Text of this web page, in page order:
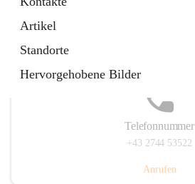
Artikel
Standorte
Hervorgehobene Bilder
Telefonnummer
+43 2744 53522
Anrufen